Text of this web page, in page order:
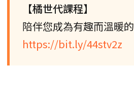
【橘世代課程】
陪伴您成為有趣而溫暖的
https://bit.ly/44stv2z